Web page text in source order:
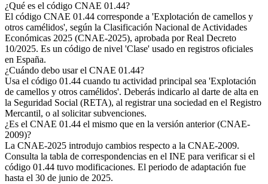
¿Qué es el código CNAE 01.44?
El código CNAE 01.44 corresponde a 'Explotación de camellos y
otros camélidos', según la Clasificación Nacional de Actividades
Económicas 2025 (CNAE-2025), aprobada por Real Decreto
10/2025. Es un código de nivel 'Clase' usado en registros oficiales
en España.
¿Cuándo debo usar el CNAE 01.44?
Usa el código 01.44 cuando tu actividad principal sea 'Explotación
de camellos y otros camélidos'. Deberás indicarlo al darte de alta en
la Seguridad Social (RETA), al registrar una sociedad en el Registro
Mercantil, o al solicitar subvenciones.
¿Es el CNAE 01.44 el mismo que en la versión anterior (CNAE-
2009)?
La CNAE-2025 introdujo cambios respecto a la CNAE-2009.
Consulta la tabla de correspondencias en el INE para verificar si el
código 01.44 tuvo modificaciones. El periodo de adaptación fue
hasta el 30 de junio de 2025.